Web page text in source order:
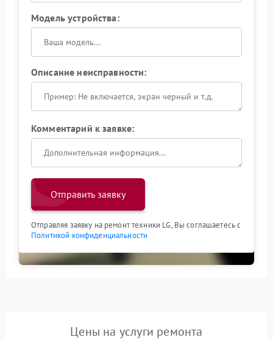
Модель устройства:
Описание неисправности:
Комментарий к заявке:
Отправить заявку
Отправляя заявку на ремонт техники LG, Вы соглашаетесь с
Политикой конфиденциальности
Цены на услуги ремонта